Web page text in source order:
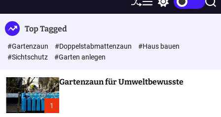
S
h
e
M
e w
h
o
S
e
Top Tagged
#Gartenzaun #Doppelstabmattenzaun
#Haus bauen
#Sichtschutz
#Garten anlegen
1
Gartenzaun für Umweltbewusste